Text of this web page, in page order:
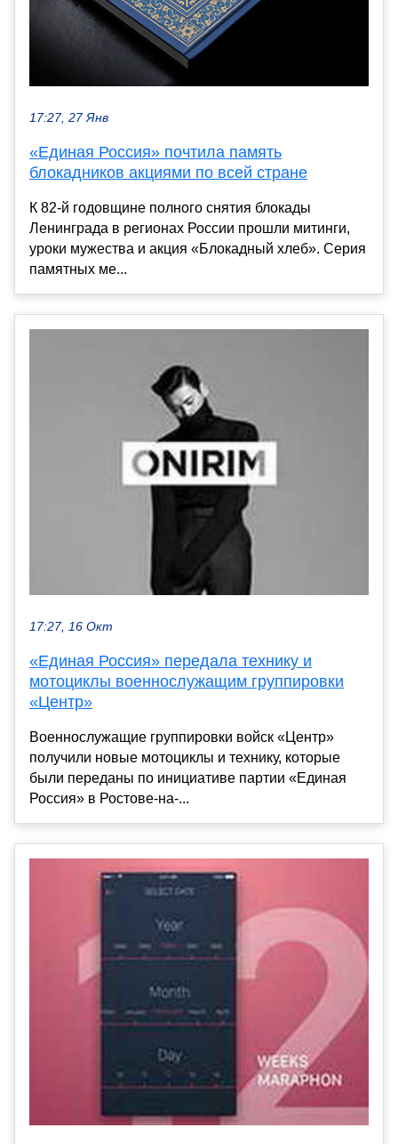
17:27, 27 Янв
«Единая Россия» почтила память
блокадников акциями по всей стране
К 82‑й годовщине полного снятия блокады
Ленинграда в регионах России прошли митинги,
уроки мужества и акция «Блокадный хлеб». Серия
памятных ме...
17:27, 16 Окт
«Единая Россия» передала технику и
мотоциклы военнослужащим группировки
«Центр»
Военнослужащие группировки войск «Центр»
получили новые мотоциклы и технику, которые
были переданы по инициативе партии «Единая
Россия» в Ростове-на-...